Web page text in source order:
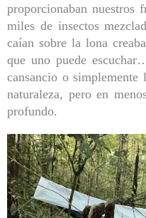
proporcionaban nuestros
miles de insectos
caían sobre la lona
que uno puede
cansancio o
naturaleza, pero en
profundo.